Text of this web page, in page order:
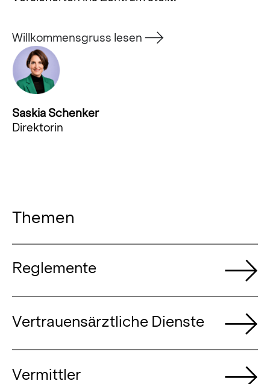
Willkommensgruss lesen
Saskia Schenker
Direktorin
Themen
Reglemente
Vertrauensärztliche Dienste
Vermittler